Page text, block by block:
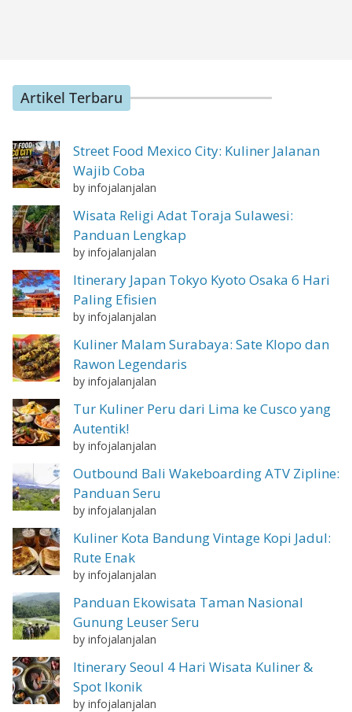
Artikel Terbaru
Street Food Mexico City: Kuliner Jalanan
Wajib Coba
by infojalanjalan
Wisata Religi Adat Toraja Sulawesi:
Panduan Lengkap
by infojalanjalan
Itinerary Japan Tokyo Kyoto Osaka 6 Hari
Paling Efisien
by infojalanjalan
Kuliner Malam Surabaya: Sate Klopo dan
Rawon Legendaris
by infojalanjalan
Tur Kuliner Peru dari Lima ke Cusco yang
Autentik!
by infojalanjalan
Outbound Bali Wakeboarding ATV Zipline:
Panduan Seru
by infojalanjalan
Kuliner Kota Bandung Vintage Kopi Jadul:
Rute Enak
by infojalanjalan
Panduan Ekowisata Taman Nasional
Gunung Leuser Seru
by infojalanjalan
Itinerary Seoul 4 Hari Wisata Kuliner &
Spot Ikonik
by infojalanjalan